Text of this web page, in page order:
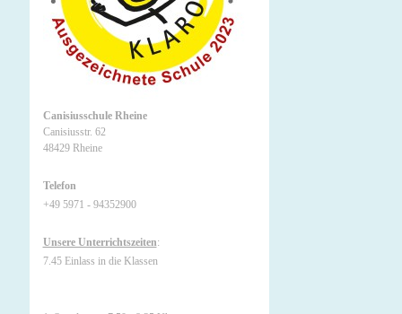
Canisiusschule Rheine
Canisiusstr. 62
48429 Rheine
Telefon
+49 5971 - 94352900
Unsere Unterrichtszeiten:
7.45 Einlass in die Klassen